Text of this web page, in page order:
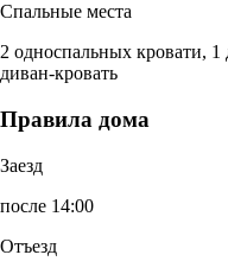
Спальные места
2 односпальных кровати, 1
диван-кровать
Правила дома
Заезд
после 14:00
Отъезд